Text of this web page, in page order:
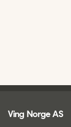
Ving Norge AS